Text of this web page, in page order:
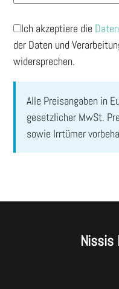
Ich akzeptiere die
der Daten und
widersprechen.
Alle Preisangaben in
gesetzlicher MwSt.
sowie Irrtümer
Nissis